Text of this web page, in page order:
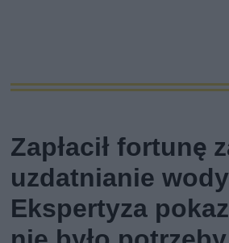
Zapłacił fortunę
uzdatnianie
Ekspertyza